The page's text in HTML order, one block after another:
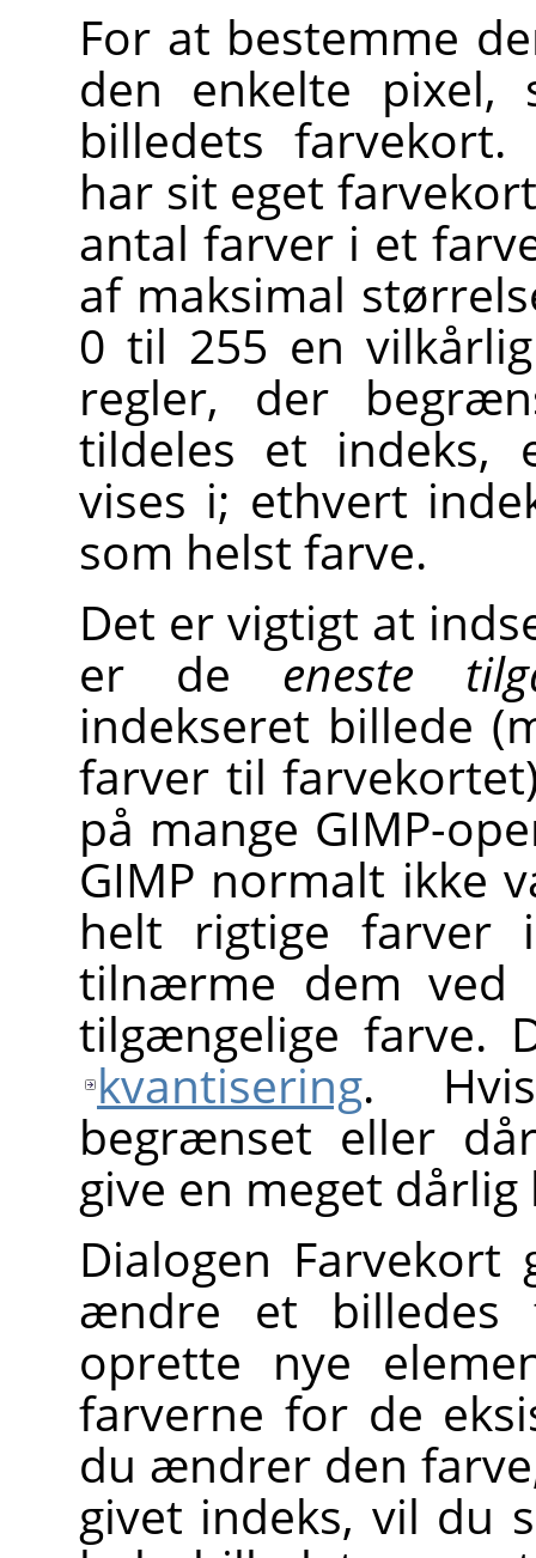
For at bestemme
den enkelte pixel,
billedets
har sit eget
antal farver i et
af maksimal
0 til 255 en
regler, der
tildeles et indeks,
vises i; ethvert
som helst farve.
Det er vigtigt at
er de eneste
indekseret billede
farver til
på mange GIMP-
GIMP normalt ikke
helt rigtige farver
tilnærme dem ved
tilgængelige farve.
kvantisering.
begrænset eller
give en meget
Dialogen
ændre et billedes
oprette nye
farverne for de
du ændrer den
givet indeks, vil du